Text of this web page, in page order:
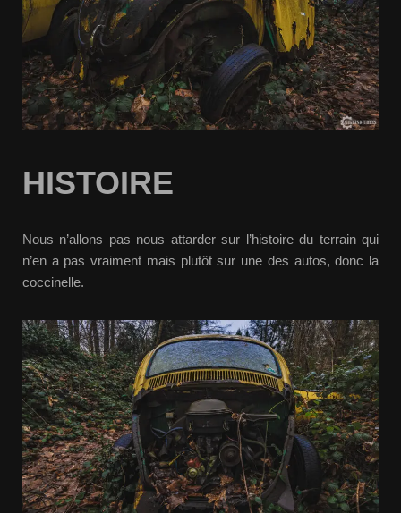
HISTOIRE
Nous n’allons pas nous attarder sur l’histoire du terrain qui
n’en a pas vraiment mais plutôt sur une des autos, donc la
coccinelle.